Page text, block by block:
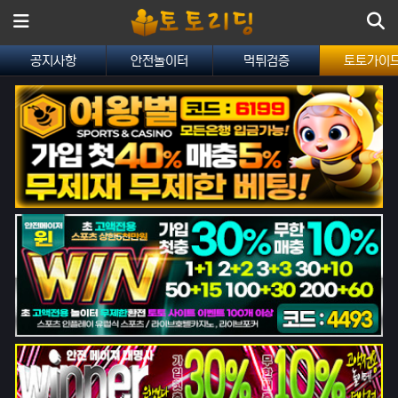
메뉴
공지사항 안전놀이터 먹튀검증 토토가이